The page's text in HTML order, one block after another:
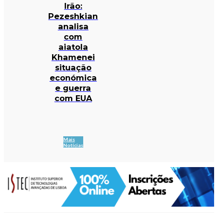
Irão:
Pezeshkian
analisa
com
aiatola
Khamenei
situação
económica
e guerra
com EUA
Mais
Notícias